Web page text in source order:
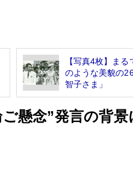
【写真4枚】まる
のような美貌の
智子さま」
ご懸念”発言の背